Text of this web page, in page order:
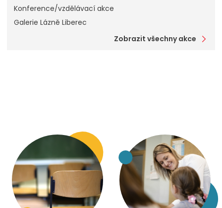
Konference/vzdělávací akce
Galerie Lázně Liberec
Zobrazit všechny akce